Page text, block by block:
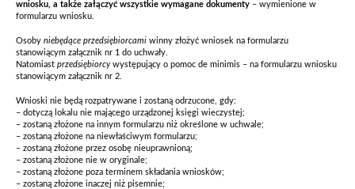
wniosku, a także załączyć wszystkie wymagane dokumenty – wymienione w
formularzu wniosku.
Osoby niebędące przedsiębiorcami winny złożyć wniosek na formularzu
stanowiącym załącznik nr 1 do uchwały.
Natomiast przedsiębiorcywystępujący o pomoc de minimis – na formularzu wniosku
stanowiącym załącznik nr 2.
Wnioski nie będą rozpatrywane i zostaną odrzucone, gdy:
– dotyczą lokalu nie mającego urządzonej księgi wieczystej;
– zostaną złożone na innym formularzu niż określone w uchwale;
– zostaną złożone na niewłaściwym formularzu;
– zostaną złożone przez osobę nieuprawnioną;
– zostaną złożone nie w oryginale;
– zostaną złożone poza terminem składania wniosków;
– zostaną złożone inaczej niż pisemnie;